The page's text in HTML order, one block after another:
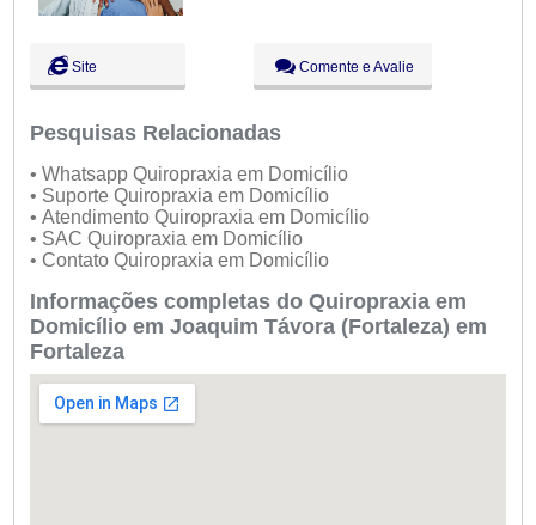
Site Comente e Avalie
Pesquisas Relacionadas
• Whatsapp Quiropraxia em Domicílio
• Suporte Quiropraxia em Domicílio
• Atendimento Quiropraxia em Domicílio
• SAC Quiropraxia em Domicílio
• Contato Quiropraxia em Domicílio
Informações completas do Quiropraxia em
Domicílio em Joaquim Távora (Fortaleza) em
Fortaleza